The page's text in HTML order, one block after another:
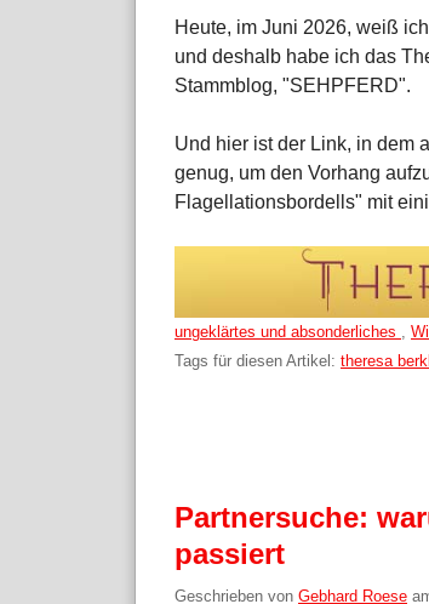
Heute, im Juni 2026, weiß
und deshalb habe ich das
Stammblog, "SEHPFERD".
Und hier ist der Link, in dem
genug, um den Vorhang
Flagellationsbordells" mit
Kategorien:
ungeklärtes und absonderliches
Tags für diesen Artikel: theresa
Partnersuche:
passiert
Geschrieben von Gebhard Roese